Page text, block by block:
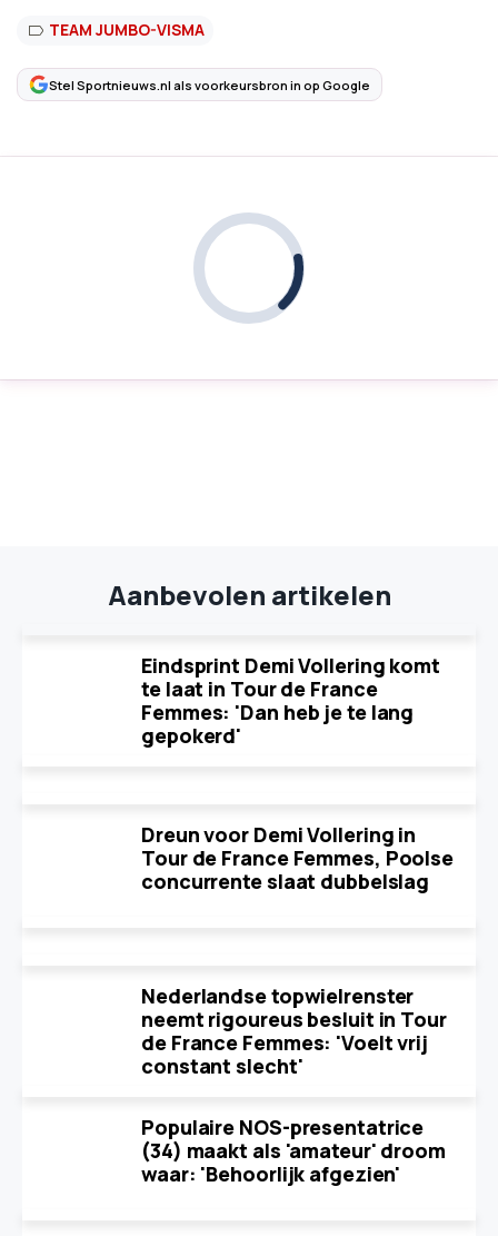
TEAM JUMBO-VISMA
Stel Sportnieuws.nl als voorkeursbron in op Google
Aanbevolen artikelen
Eindsprint Demi Vollering komt
te laat in Tour de France
Femmes: 'Dan heb je te lang
gepokerd'
Dreun voor Demi Vollering in
Tour de France Femmes, Poolse
concurrente slaat dubbelslag
Nederlandse topwielrenster
neemt rigoureus besluit in Tour
de France Femmes: 'Voelt vrij
constant slecht'
Populaire NOS-presentatrice
(34) maakt als 'amateur' droom
waar: 'Behoorlijk afgezien'